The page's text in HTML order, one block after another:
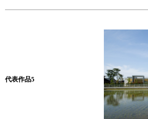
代表作品5